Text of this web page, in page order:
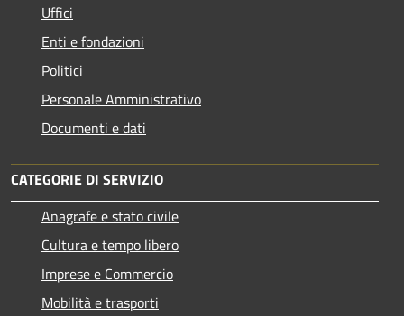
Uffici
Enti e fondazioni
Politici
Personale Amministrativo
Documenti e dati
CATEGORIE DI SERVIZIO
Anagrafe e stato civile
Cultura e tempo libero
Imprese e Commercio
Mobilità e trasporti